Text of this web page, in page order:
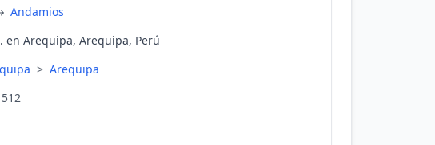
Andamios
en Arequipa, Arequipa, Perú
> Arequipa